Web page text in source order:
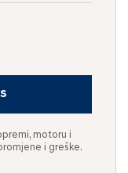
motoru i
i greške.